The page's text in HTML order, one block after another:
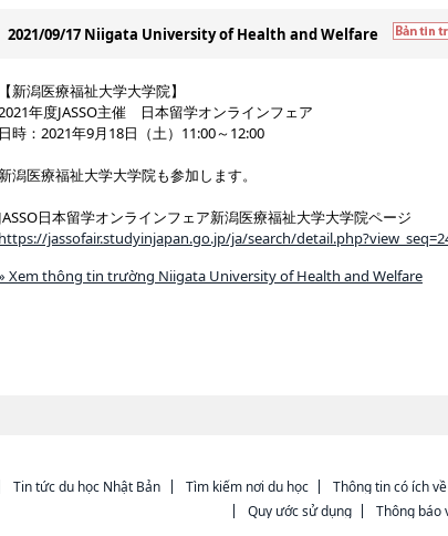
2021/09/17 Niigata University of Health and Welfare
【新潟医療福祉大学大学院】
年度JASSO主催 日本留学オンラインフェア
日時：2021年9月18日（土）11:00～12:00
新潟医療福祉大学大学院も参加します。
JASSO日本留学オンラインフェア新潟医療福祉大学大学院ページ
https://jassofair.studyinjapan.go.jp/ja/search/
Xem thông tin trường Niigata University of Health and Welfare
Tin tức du học Nhật Bản Tìm kiếm nơi du học Thông tin có ích
Quy ước sử dụng
Thông báo